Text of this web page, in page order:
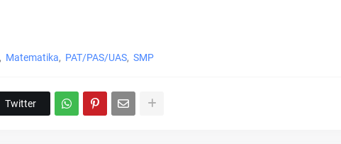
Matematika PAT/PAS/UAS SMP
Twitter